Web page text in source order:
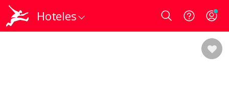
Hoteles Login